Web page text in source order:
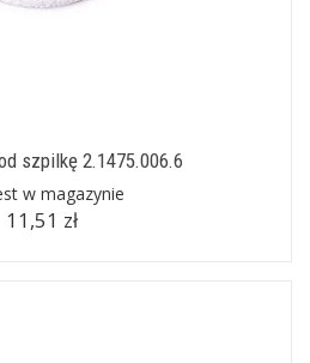
szpilkę 2.1475.006.6
w magazynie
11,51 zł